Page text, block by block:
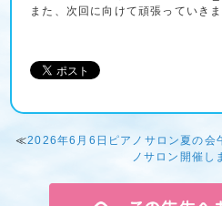
また、次回に向けて頑張っていき
≪2026年6月6日ピアノサロン夏の会
ノサロン開催